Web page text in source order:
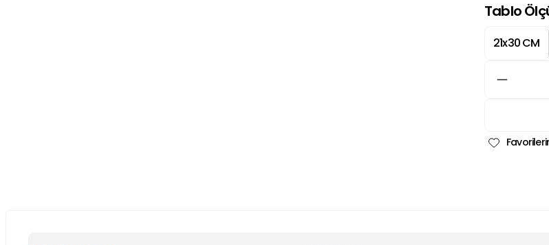
Tablo
21x30 CM